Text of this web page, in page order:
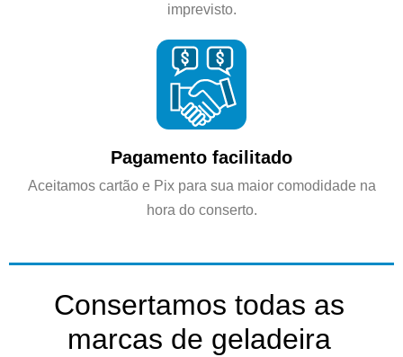
imprevisto.
Pagamento facilitado
Aceitamos cartão e Pix para sua maior comodidade na
hora do conserto.
Consertamos todas as
marcas de geladeira